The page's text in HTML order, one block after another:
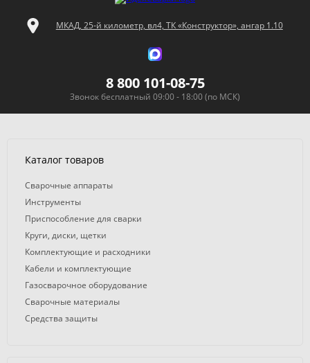
МКАД, 25-й километр, вл4, ТК «Конструктор», ангар 1.10
8 800 101-08-75
Звонок бесплатный 09:00 - 18:00 (по МСК)
Каталог товаров
Сварочные аппараты
Инструменты
Приспособление для сварки
Круги, диски, щетки
Комплектующие и расходники
Кабели и комплектующие
Газосварочное оборудование
Сварочные материалы
Средства защиты